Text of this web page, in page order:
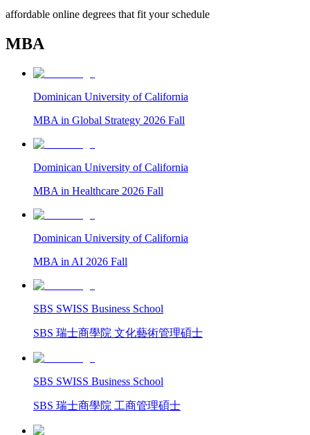
affordable online degrees that fit your schedule
MBA
Dominican University of California
MBA in Global Strategy 2026 Fall
Dominican University of California
MBA in Healthcare 2026 Fall
Dominican University of California
MBA in AI 2026 Fall
SBS SWISS Business School
SBS 瑞士商學院 文化藝術管理碩士
SBS SWISS Business School
SBS 瑞士商學院 工商管理碩士